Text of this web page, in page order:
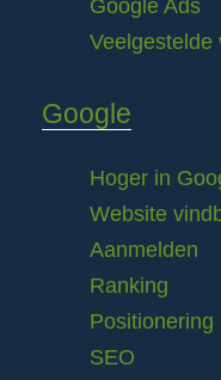
Google Ads
Veelgestelde
Google
Hoger in
Website
Aanmelden
Ranking
Positionering
SEO